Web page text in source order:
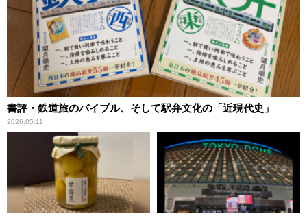
書評・鉄道旅のバイブル、そして駅弁文化の「近現代史」
2026.05.11